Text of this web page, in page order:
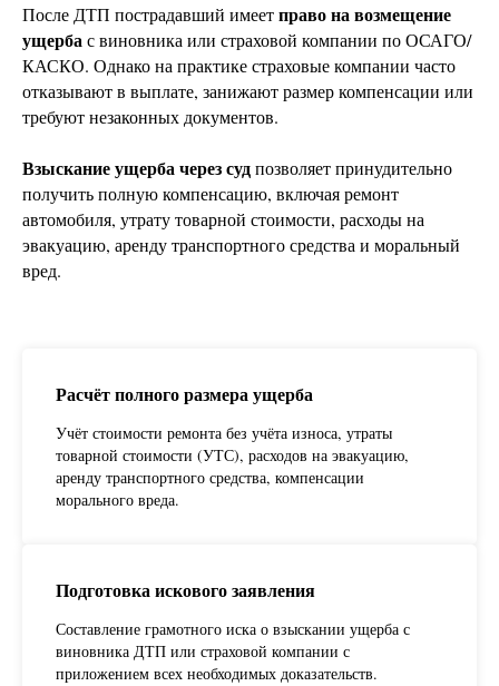
После ДТП пострадавший имеетправо на возмещение
ущербас виновника или страховой компании по ОСАГО/
КАСКО. Однако на практике страховые компании часто
отказывают в выплате, занижают размер компенсации или
требуют незаконных документов.
Взыскание ущерба через судпозволяет принудительно
получить полную компенсацию, включая ремонт
автомобиля, утрату товарной стоимости, расходы на
эвакуацию, аренду транспортного средства и моральный
вред.
Расчёт полного размера ущерба
Учёт стоимости ремонта без учёта износа, утраты
товарной стоимости (УТС), расходов на эвакуацию,
аренду транспортного средства, компенсации
морального вреда.
Подготовка искового заявления
Составление грамотного иска о взыскании ущерба с
виновника ДТП или страховой компании с
приложением всех необходимых доказательств.